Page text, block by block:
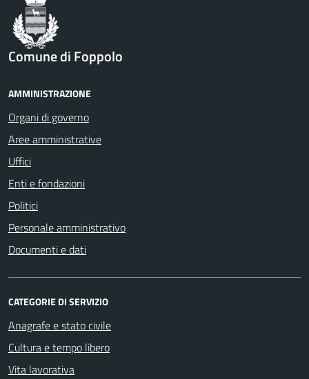
Comune di Foppolo
AMMINISTRAZIONE
Organi di governo
Aree amministrative
Uffici
Enti e fondazioni
Politici
Personale amministrativo
Documenti e dati
CATEGORIE DI SERVIZIO
Anagrafe e stato civile
Cultura e tempo libero
Vita lavorativa